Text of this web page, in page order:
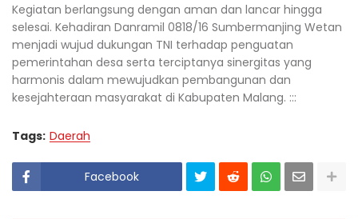
Kegiatan berlangsung dengan aman dan lancar hingga
selesai. Kehadiran Danramil 0818/16 Sumbermanjing Wetan
menjadi wujud dukungan TNI terhadap penguatan
pemerintahan desa serta terciptanya sinergitas yang
harmonis dalam mewujudkan pembangunan dan
kesejahteraan masyarakat di Kabupaten Malang. :::
Tags: Daerah
Facebook